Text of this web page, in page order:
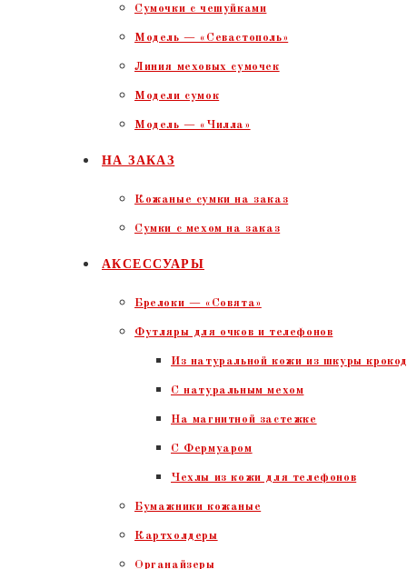
Сумочки с чешуйками
Модель — «Севастополь»
Линия меховых сумочек
Модели сумок
Модель — «Чилла»
НА ЗАКАЗ
Кожаные сумки на заказ
Сумки с мехом на заказ
АКСЕССУАРЫ
Брелоки — «Совята»
Футляры для очков и телефонов
Из натуральной кожи из шкуры
С натуральным мехом
На магнитной застежке
С Фермуаром
Чехлы из кожи для телефонов
Бумажники кожаные
Картхолдеры
Органайзеры